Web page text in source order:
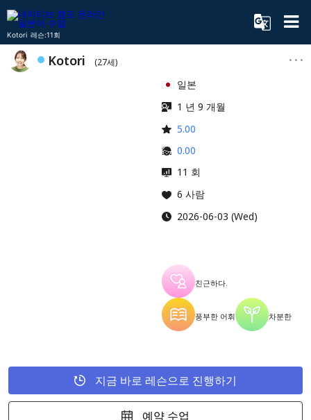
Kotori 레슨:11회
Kotori (27세)
일본
1 년 9 개월
5.00
0.00
11 회
6 사람
2026-06-03 (Wed)
친근하다.
풍부한 어휘 차분한
지금 바로 레슨으로 진행하기
예약 수업